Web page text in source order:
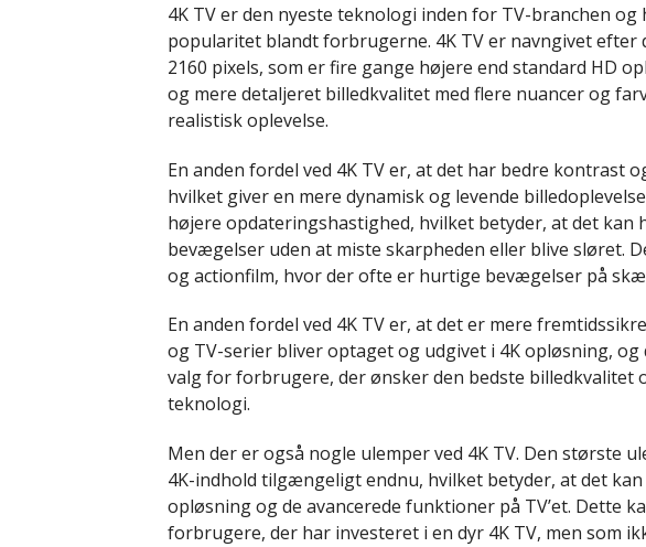
4K TV er den nyeste teknologi inden for TV-branchen
popularitet blandt forbrugerne. 4K TV er navngivet efter
2160 pixels, som er fire gange højere end standard HD
og mere detaljeret billedkvalitet med flere nuancer og
realistisk oplevelse.
En anden fordel ved 4K TV er, at det har bedre kontrast
hvilket giver en mere dynamisk og levende
højere opdateringshastighed, hvilket betyder, at det
bevægelser uden at miste skarpheden eller blive sløret.
og actionfilm, hvor der ofte er hurtige bevægelser på
En anden fordel ved 4K TV er, at det er mere
og TV-serier bliver optaget og udgivet i 4K opløsning,
valg for forbrugere, der ønsker den bedste billedkvalitet
teknologi.
Men der er også nogle ulemper ved 4K TV. Den største
4K-indhold tilgængeligt endnu, hvilket betyder, at det
opløsning og de avancerede funktioner på TV’et.
forbrugere, der har investeret i en dyr 4K TV, men som